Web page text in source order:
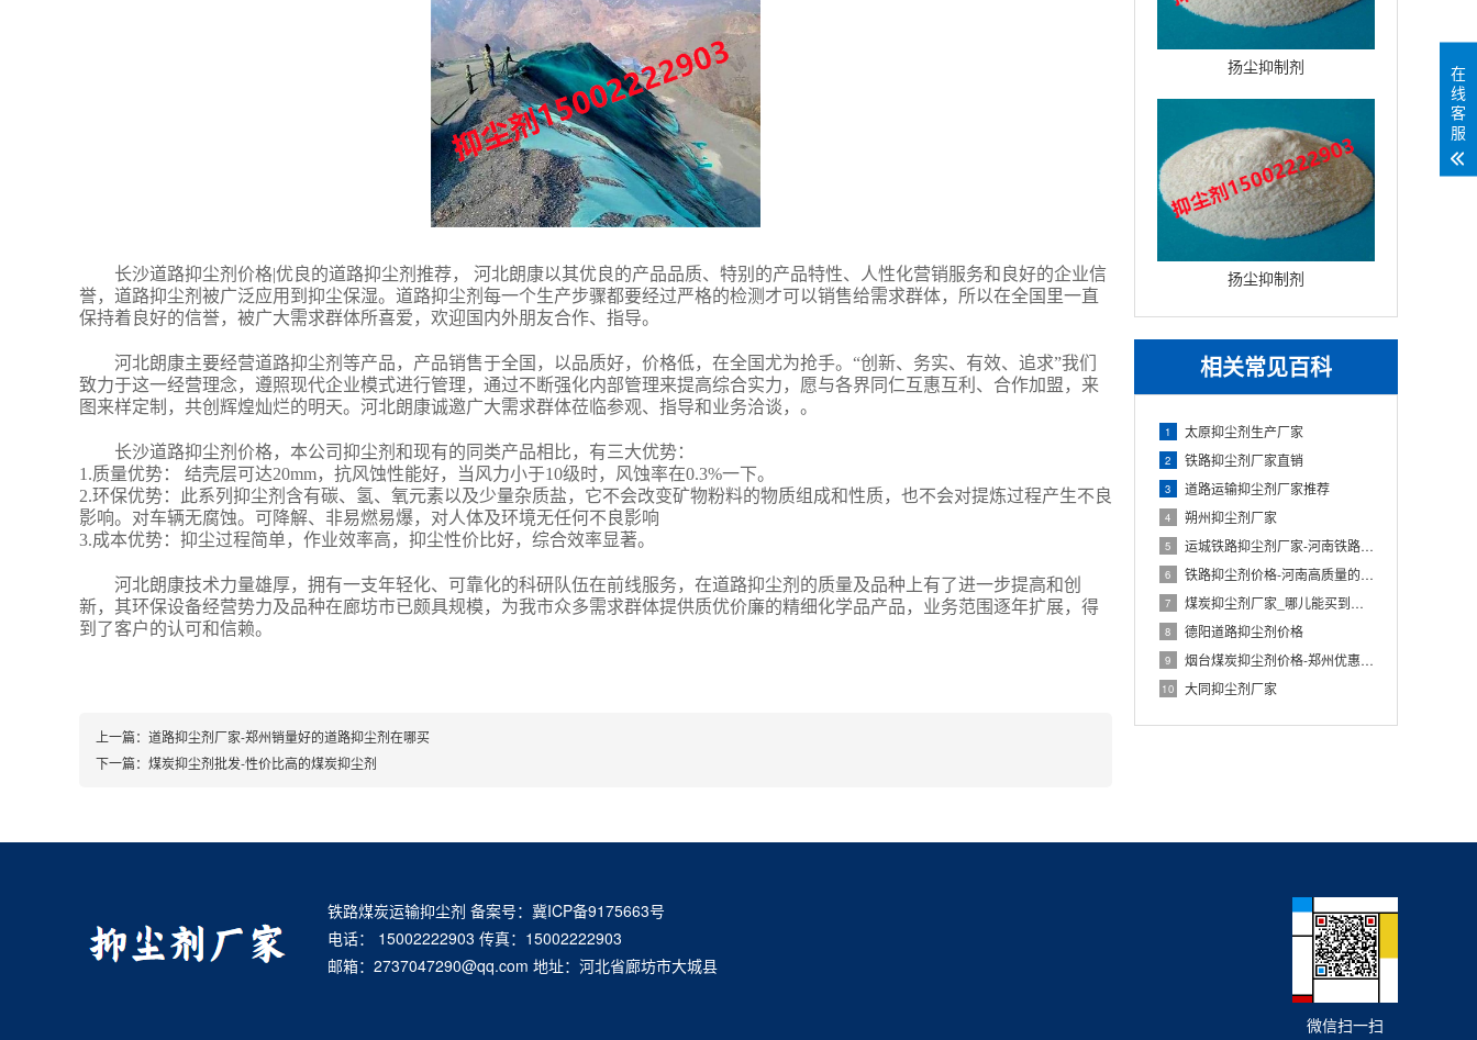
扬尘抑制剂
扬尘抑制剂
相关常见百科
1 太原抑尘剂生产厂家
2 铁路抑尘剂厂家直销
3 道路运输抑尘剂厂家推荐
4 朔州抑尘剂厂家
5 运城铁路抑尘剂厂家-河南铁路抑尘剂品牌
6 铁路抑尘剂价格-河南高质量的铁路抑尘剂
7 煤炭抑尘剂厂家_哪儿能买到优良煤炭抑尘
8 德阳道路抑尘剂价格
9 烟台煤炭抑尘剂价格-郑州优惠的煤炭抑尘
10 大同抑尘剂厂家
长沙道路抑尘剂价格|优良的道路抑尘剂推荐， 河北朗康以其优良的产品品质、特别的产品特性、人性化营销服务和良好的企业信
誉，道路抑尘剂被广泛应用到抑尘保湿。道路抑尘剂每一个生产步骤都要经过严格的检测才可以销售给需求群体，所以在全国里一直
保持着良好的信誉，被广大需求群体所喜爱，欢迎国内外朋友合作、指导。
河北朗康主要经营道路抑尘剂等产品，产品销售于全国，以品质好，价格低，在全国尤为抢手。“创新、务实、有效、追求”我们
致力于这一经营理念，遵照现代企业模式进行管理，通过不断强化内部管理来提高综合实力，愿与各界同仁互惠互利、合作加盟，来
图来样定制，共创辉煌灿烂的明天。河北朗康诚邀广大需求群体莅临参观、指导和业务洽谈，。
长沙道路抑尘剂价格，本公司抑尘剂和现有的同类产品相比，有三大优势：
1.质量优势： 结壳层可达20mm，抗风蚀性能好，当风力小于10级时，风蚀率在0.3%一下。
2.环保优势：此系列抑尘剂含有碳、氢、氧元素以及少量杂质盐，它不会改变矿物粉料的物质组成和性质，也不会对提炼过程产生不良
影响。对车辆无腐蚀。可降解、非易燃易爆，对人体及环境无任何不良影响
3.成本优势：抑尘过程简单，作业效率高，抑尘性价比好，综合效率显著。
河北朗康技术力量雄厚，拥有一支年轻化、可靠化的科研队伍在前线服务，在道路抑尘剂的质量及品种上有了进一步提高和创
新，其环保设备经营势力及品种在廊坊市已颇具规模，为我市众多需求群体提供质优价廉的精细化学品产品，业务范围逐年扩展，得
到了客户的认可和信赖。
上一篇： 道路抑尘剂厂家-郑州销量好的道路抑尘剂在哪买
下一篇： 煤炭抑尘剂批发-性价比高的煤炭抑尘剂
微信扫一扫
铁路煤炭运输抑尘剂 备案号：冀ICP备9175663号
电话： 15002222903 传真：15002222903
邮箱：2737047290@qq.com 地址：河北省廊坊市大城县
在
线
客
服